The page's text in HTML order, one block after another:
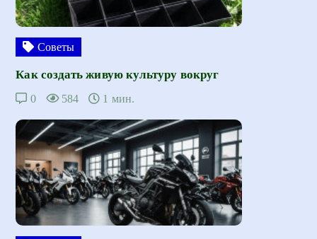
Советы
Как создать живую культуру вокруг
0 584 1 мин.